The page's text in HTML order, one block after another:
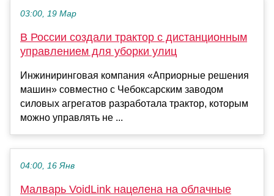
03:00, 19 Мар
В России создали трактор с дистанционным
управлением для уборки улиц
Инжиниринговая компания «Априорные решения
машин» совместно с Чебоксарским заводом
силовых агрегатов разработала трактор, которым
можно управлять не ...
04:00, 16 Янв
Малварь VoidLink нацелена на облачные